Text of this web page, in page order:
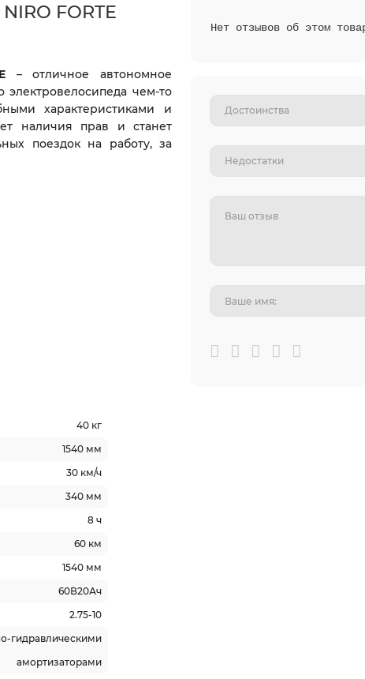
FORTE
– отличное автономное
электровелосипеда чем-то
характеристиками и
наличия прав и станет
поездок на работу, за
40 кг
1540 мм
30 км/ч
340 мм
8 ч
60 км
1540 мм
60В20Ач
2.75-10
гидравлическими
амортизаторами
Нет отзывов об этом